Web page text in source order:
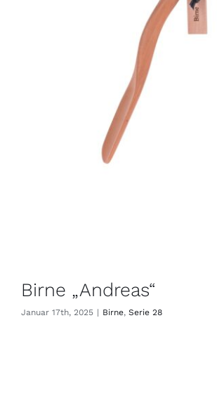
Birne „Andreas“
Januar 17th, 2025 | Birne, Serie 28